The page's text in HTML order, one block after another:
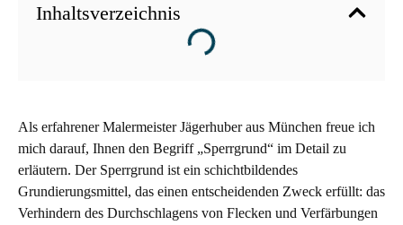
Inhaltsverzeichnis
Als erfahrener Malermeister Jägerhuber aus München freue ich
mich darauf, Ihnen den Begriff „Sperrgrund“ im Detail zu
erläutern. Der Sperrgrund ist ein schichtbildendes
Grundierungsmittel, das einen entscheidenden Zweck erfüllt: das
Verhindern des Durchschlagens von Flecken und Verfärbungen